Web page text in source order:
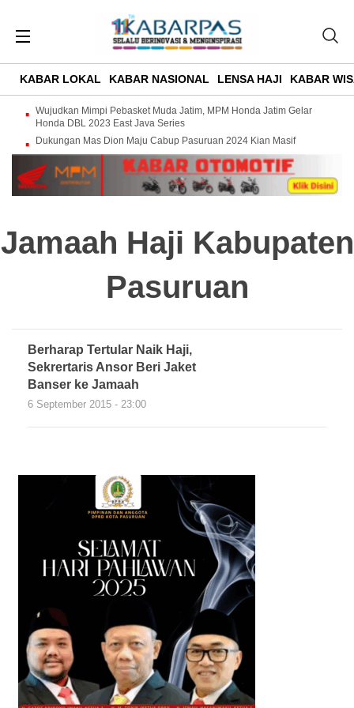
KABAR LOKAL KABAR NASIONAL LENSA HAJI KABAR
Wujudkan Mimpi Pebasket Muda Jatim, MPM Honda Jatim Gelar
Honda DBL 2023 East Java Series
Dukungan Mas Dion Maju Cabup Pasuruan 2024 Kian Masif
Jamaah Haji Kabupaten
Pasuruan
Berharap Tertular Naik Haji,
Sekrertaris Ansor Beri Jaket
Banser ke Jamaah
6 September 2015 - 23:00